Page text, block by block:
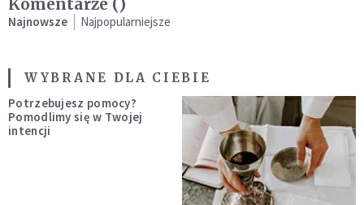
Najnowsze Najpopularniejsze
WYBRANE DLA CIEBIE
Potrzebujesz pomocy?
Pomodlimy się w Twojej
intencji